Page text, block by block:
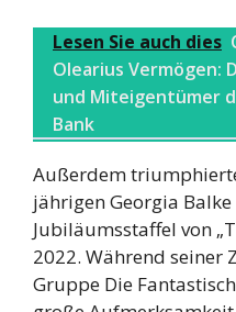
Lesen Sie auch dies
Olearius Vermögen:
und Miteigentümer
Bank
Außerdem
jährigen Georgia
Jubiläumsstaffel von
2022. Während seiner
Gruppe Die